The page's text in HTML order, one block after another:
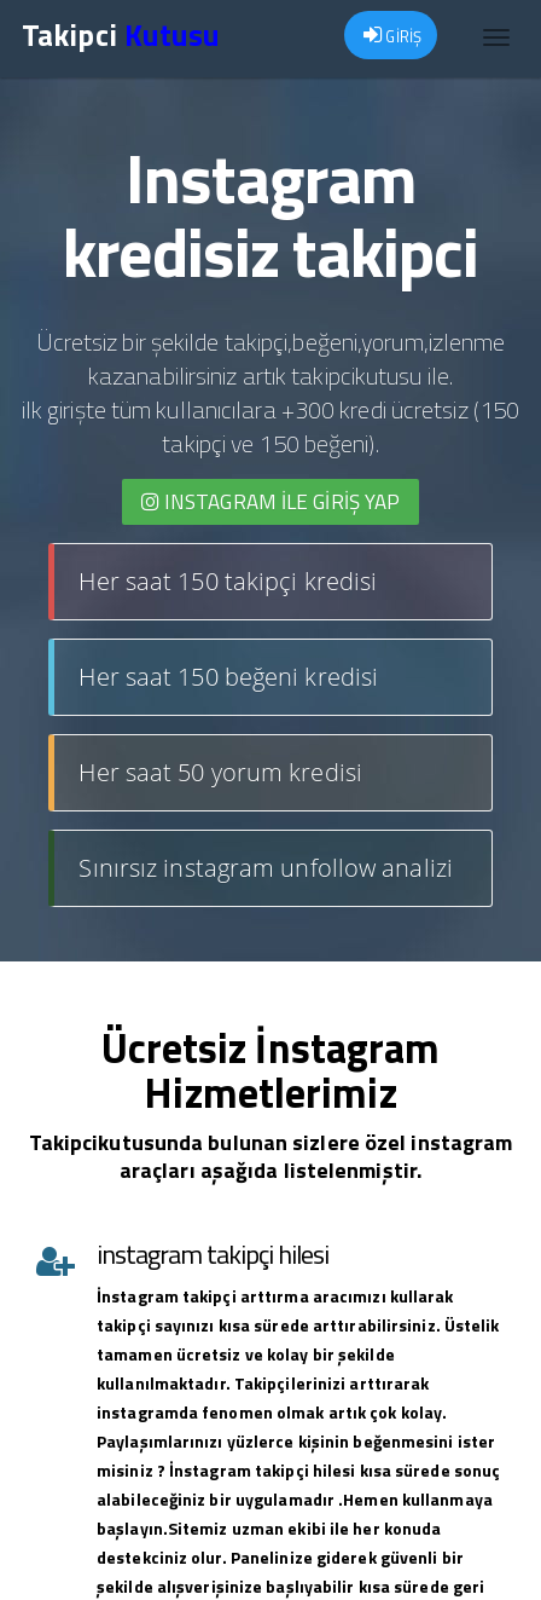
Takipci Kutusu GİRİŞ
Instagram
kredisiz takipci
Ücretsiz bir şekilde takipçi,beğeni,yorum,izlenme
kazanabilirsiniz artık takipcikutusu ile.
ilk girişte tüm kullanıcılara +300 kredi ücretsiz (150
takipçi ve 150 beğeni).
INSTAGRAM İLE GIRIŞ YAP
Her saat 150 takipçi kredisi
Her saat 150 beğeni kredisi
Her saat 50 yorum kredisi
Sınırsız instagram unfollow analizi
Ücretsiz İnstagram
Hizmetlerimiz
Takipcikutusunda bulunan sizlere özel instagram
araçları aşağıda listelenmiştir.
instagram takipçi hilesi
İnstagram takipçi arttırma aracımızı kullarak
takipçi sayınızı kısa sürede arttırabilirsiniz. Üstelik
tamamen ücretsiz ve kolay bir şekilde
kullanılmaktadır. Takipçilerinizi arttırarak
instagramda fenomen olmak artık çok kolay.
Paylaşımlarınızı yüzlerce kişinin beğenmesini ister
misiniz ? İnstagram takipçi hilesi kısa sürede sonuç
alabileceğiniz bir uygulamadır .Hemen kullanmaya
başlayın.Sitemiz uzman ekibi ile her konuda
destekciniz olur. Panelinize giderek güvenli bir
şekilde alışverişinize başlıyabilir kısa sürede geri